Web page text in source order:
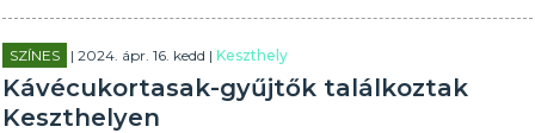
SZÍNES | 2024. ápr. 16. kedd |Keszthely
Kávécukortasak-gyűjtők találkoztak
Keszthelyen